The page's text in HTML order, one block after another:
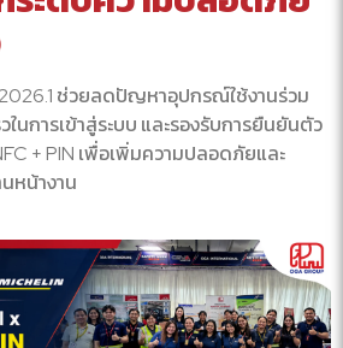
ช่วยลดปัญหาอุปกรณ์ใช้งานร่วม
นการเข้าสู่ระบบ และรองรับการยืนยันตัว
+ PIN เพื่อเพิ่มความปลอดภัยและ
หน้างาน